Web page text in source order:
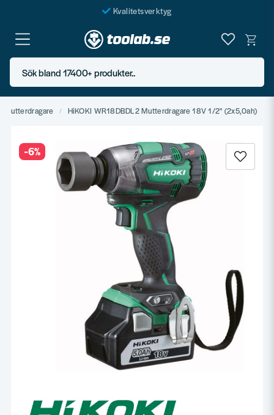
Kvalitetsverktyg
Fraktfritt över 999 SEK*
En järnhandel för alla
Butik i Göteborg
Sök bland 17400+ produkter..
Mutterdragare HiKOKI WR18DBDL2 Mutterdragare 18V 1/2" (2x5,0ah)
-6%